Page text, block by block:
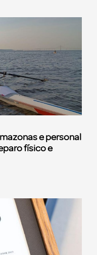
e personal
físico e